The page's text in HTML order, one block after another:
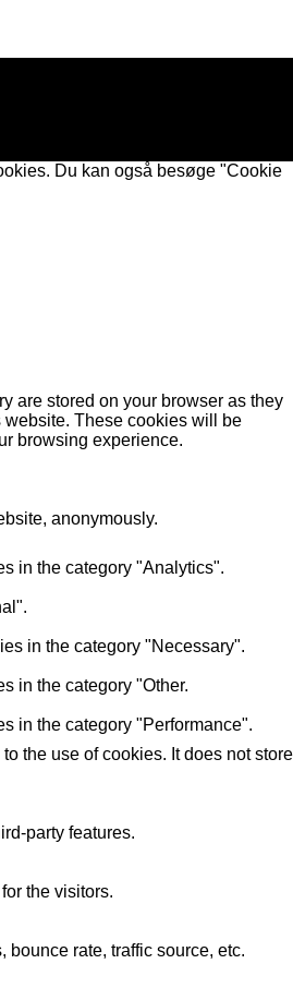
Du kan også besøge "Cookie
are stored on your browser as they
These cookies will be
browsing experience.
anonymously.
in the category "Analytics".
in the category "Necessary".
in the category "Other.
in the category "Performance".
the use of cookies. It does not store
party features.
the visitors.
rate, traffic source, etc.